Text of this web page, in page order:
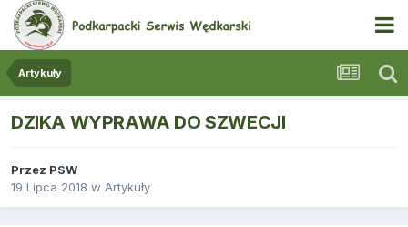
Artykuły
DZIKA WYPRAWA DO SZWECJI
Przez PSW
19 Lipca 2018 w Artykuły